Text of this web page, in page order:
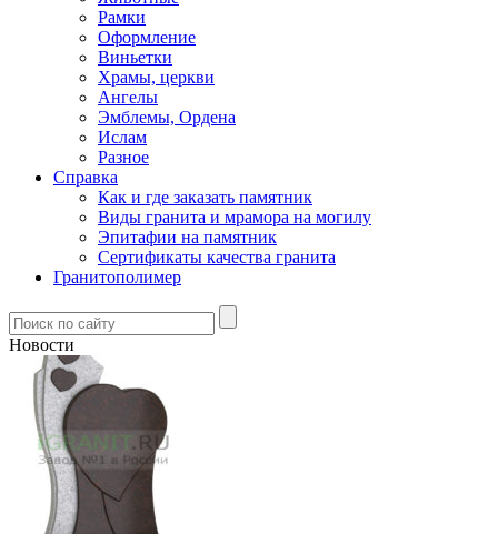
Рамки
Оформление
Виньетки
Храмы, церкви
Ангелы
Эмблемы, Ордена
Ислам
Разное
Справка
Как и где заказать памятник
Виды гранита и мрамора на могилу
Эпитафии на памятник
Сертификаты качества гранита
Гранитополимер
Новости